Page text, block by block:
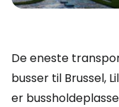
De eneste
busser til Brussel,
er